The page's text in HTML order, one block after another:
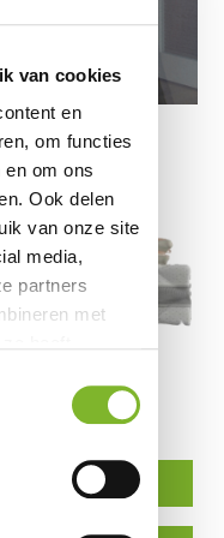
van cookies
en
om functies
om ons
Ook delen
van onze site
media,
partners
met
services.
en andere
in:
Boxspring